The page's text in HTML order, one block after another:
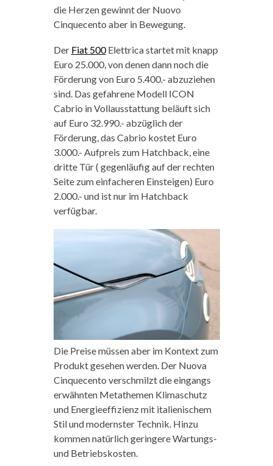
die Herzen gewinnt der Nuovo
Cinquecento aber in Bewegung.
Der Fiat 500Elettrica startet mit knapp
Euro 25.000, von denen dann noch die
Förderung von Euro 5.400.- abzuziehen
sind. Das gefahrene Modell ICON
Cabrio in Vollausstattung beläuft sich
auf Euro 32.990.- abzüglich der
Förderung, das Cabrio kostet Euro
3.000.- Aufpreis zum Hatchback, eine
dritte Tür ( gegenläufig auf der rechten
Seite zum einfacheren Einsteigen) Euro
2.000.- und ist nur im Hatchback
verfügbar.
Die Preise müssen aber im Kontext zum
Produkt gesehen werden. Der Nuova
Cinquecento verschmilzt die eingangs
erwähnten Metathemen Klimaschutz
und Energieeffizienz mit italienischem
Stil und modernster Technik. Hinzu
kommen natürlich geringere Wartungs-
und Betriebskosten.